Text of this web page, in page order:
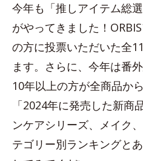
今年も「推しアイテム総
がやってきました！
の方に投票いただいた全
ます。さらに、今年は番
10年以上の方が全商品か
「2024年に発売した新商
ンケアシリーズ、メイク
テゴリー別ランキングと